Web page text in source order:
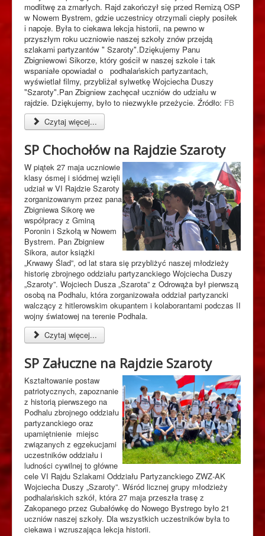
modlitwę za zmarłych. Rajd zakończył się przed Remizą OSP
w Nowem Bystrem, gdzie uczestnicy otrzymali ciepły posiłek
i napoje. Była to ciekawa lekcja historii, na pewno w
przyszłym roku uczniowie naszej szkoły znów przejdą
szlakami partyzantów " Szaroty".Dziękujemy Panu
Zbigniewowi Sikorze, który gościł w naszej szkole i tak
wspaniałe opowiadał o podhalańskich partyzantach,
wyświetlał filmy, przybliżał sylwetkę Wojciecha Duszy
"Szaroty".Pan Zbigniew zachęcał uczniów do udziału w
rajdzie. Dziękujemy, było to niezwykłe przeżycie. Źródło: FB
Czytaj więcej...
SP Chochołów na Rajdzie Szaroty
W piątek 27 maja uczniowie
klasy ósmej i siódmej wzięli
udział w VI Rajdzie Szaroty
zorganizowanym przez pana
Zbigniewa Sikorę we
współpracy z Gminą
Poronin i Szkołą w Nowem
Bystrem. Pan Zbigniew
Sikora, autor książki
„Krwawy Ślad”, od lat stara się przybliżyć naszej młodzieży
historię zbrojnego oddziału partyzanckiego Wojciecha Duszy
„Szaroty”. Wojciech Dusza „Szarota” z Odrowąża był pierwszą
osobą na Podhalu, która zorganizowała oddział partyzancki
walczący z hitlerowskim okupantem i kolaborantami podczas II
wojny światowej na terenie Podhala.
Czytaj więcej...
SP Załuczne na Rajdzie Szaroty
Kształtowanie postaw
patriotycznych, zapoznanie
z historią pierwszego na
Podhalu zbrojnego oddziału
partyzanckiego oraz
upamiętnienie miejsc
związanych z egzekucjami
uczestników oddziału i
ludności cywilnej to główne
cele VI Rajdu Szlakami Oddziału Partyzanckiego ZWZ-AK
Wojciecha Duszy „Szaroty”. Wśród licznej grupy młodzieży
podhalańskich szkół, która 27 maja przeszła trasę z
Zakopanego przez Gubałówkę do Nowego Bystrego było 21
uczniów naszej szkoły. Dla wszystkich uczestników była to
ciekawa i wzruszająca lekcja historii.